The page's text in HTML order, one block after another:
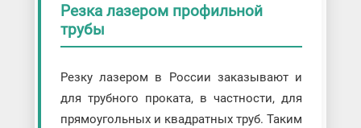
Резка лазером профильной
трубы
Резку лазером в России заказывают и
для трубного проката, в частности, для
прямоугольных и квадратных труб. Таким